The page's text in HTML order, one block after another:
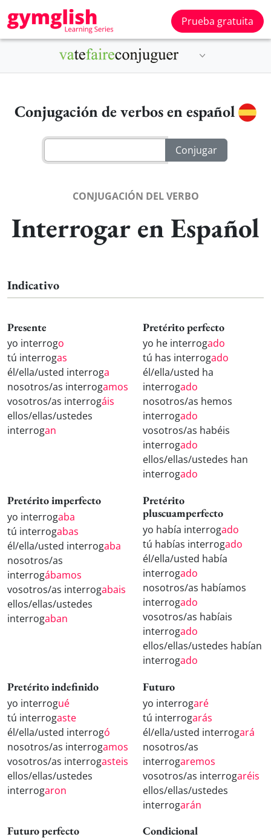
Prueba gratuita
Conjugación de verbos en español
CONJUGACIÓN DEL VERBO
Interrogar en Español
Indicativo
Presente
yo interrogo
tú interrogas
él/ella/usted interroga
nosotros/as interrogamos
vosotros/as interrogáis
ellos/ellas/ustedes
interrogan
Pretérito perfecto
yo he interrogado
tú has interrogado
él/ella/usted ha
interrogado
nosotros/as hemos
interrogado
vosotros/as habéis
interrogado
ellos/ellas/ustedes han
interrogado
Pretérito imperfecto
yo interrogaba
tú interrogabas
él/ella/usted interrogaba
nosotros/as
interrogábamos
vosotros/as interrogabais
ellos/ellas/ustedes
interrogaban
Pretérito
pluscuamperfecto
yo había interrogado
tú habías interrogado
él/ella/usted había
interrogado
nosotros/as habíamos
interrogado
vosotros/as habíais
interrogado
ellos/ellas/ustedes habían
interrogado
Pretérito indefinido
yo interrogué
tú interrogaste
él/ella/usted interrogó
nosotros/as interrogamos
vosotros/as interrogasteis
ellos/ellas/ustedes
interrogaron
Futuro
yo interrogaré
tú interrogarás
él/ella/usted interrogará
nosotros/as
interrogaremos
vosotros/as interrogaréis
ellos/ellas/ustedes
interrogarán
Futuro perfecto Condicional